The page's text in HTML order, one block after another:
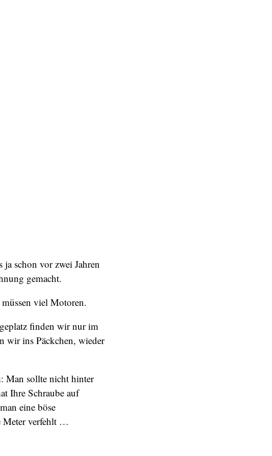
schon vor zwei Jahren
gemacht.
viel Motoren.
finden wir nur im
wir ins Päckchen, wieder
Man sollte nicht hinter
Ihre Schraube auf
eine böse
Meter verfehlt …